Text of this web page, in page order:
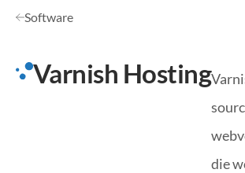
Software
Varnish Hosting
die